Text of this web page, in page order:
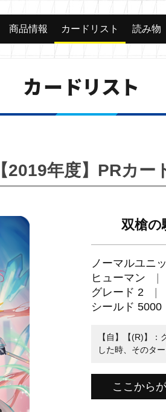
商品情報 カードリスト 読み物
カードリスト
【2019年度】PRカー
双槍の
ノーマルユニ
ヒューマン
グレード 2
シールド 5000
【自】【(R)】
した時、そのタ
ここから